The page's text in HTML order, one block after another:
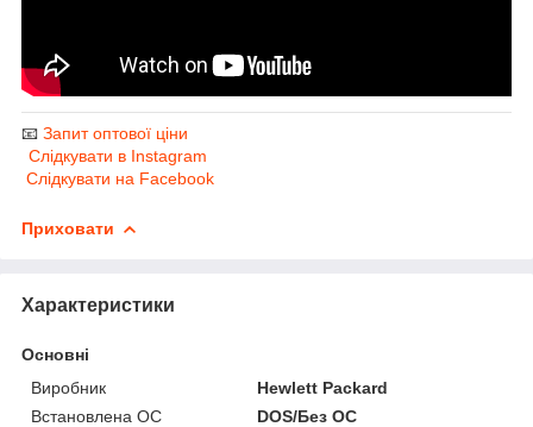
📧 Запит оптової ціни
Слідкувати в Instagram
Слідкувати на Facebook
Приховати
Характеристики
Основні
Виробник
Hewlett Packard
Встановлена ОС
DOS/Без ОС